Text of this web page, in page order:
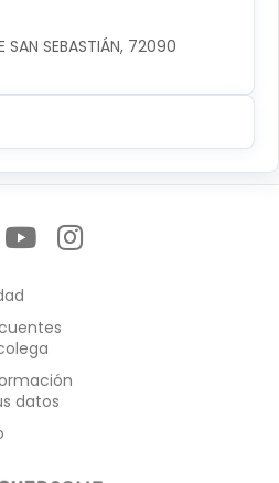
SAN SEBASTIÁN, 72090
datos